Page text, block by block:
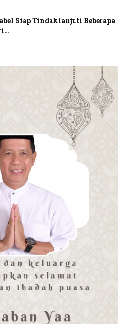
Siap Tindaklanjuti Beberapa